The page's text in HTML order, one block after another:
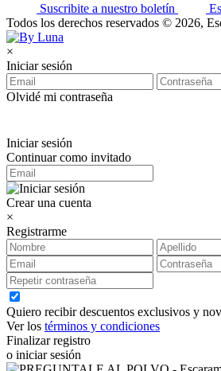
Suscribite a nuestro boletín
Todos los derechos reservados © 2026,
×
Iniciar sesión
Olvidé mi contraseña
Iniciar sesión
Continuar como invitado
Crear una cuenta
×
Registrarme
Quiero recibir descuentos exclusivos y
Ver los términos y condiciones
Finalizar registro
o iniciar sesión